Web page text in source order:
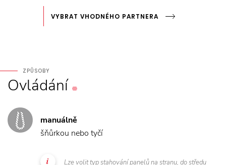
VYBRAT VHODNÉHO PARTNERA
ZPŮSOBY
Ovládání
manuálně
šňůrkou nebo tyčí
Lze volit typ stahování panelů na stranu, do středu